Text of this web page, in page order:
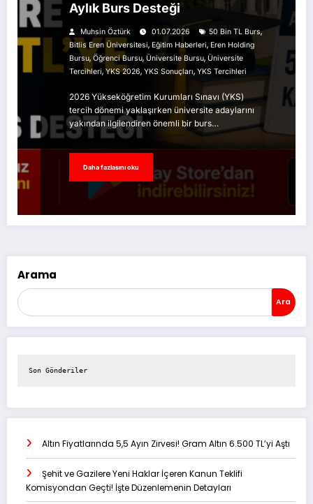
Aylık Burs Desteği
Muhsin Öztürk 01.07.2026 50 Bin TL Burs,
Bitlis Eren Üniversitesi, Eğitim Haberleri, Eren Holding
Bursu, Öğrenci Bursu, Üniversite Bursu, Üniversite
Tercihleri, YKS 2026, YKS Sonuçları, YKS Tercihleri
2026 Yükseköğretim Kurumları Sınavı (YKS)
tercih dönemi yaklaşırken üniversite adaylarını
yakından ilgilendiren önemli bir burs…
Daha fazlasını oku
Arama
Ara
Son Gönderiler
Altın Fiyatlarında 5,5 Ayın Zirvesi! Gram Altın 6.500 TL’yi Aştı
Şehit ve Gazilere Yeni Haklar İçeren Kanun Teklifi
Komisyondan Geçti! İşte Düzenlemenin Detayları